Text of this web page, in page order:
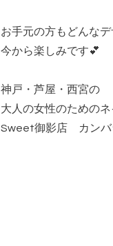
お手元の方もどんな
今から楽しみです💕
神戸・芦屋・西宮の
大人の女性のための
Sweet御影店 カンバ